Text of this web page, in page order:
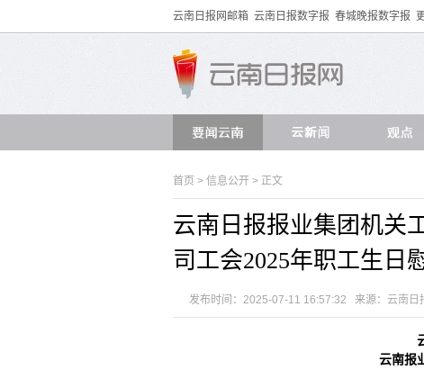
云南日报网邮箱 云南日报数字报 春城晚报数字报
首页 > 信息公开 > 正文
云南日报报业集团机关
司工会2025年职工生日
发布时间：2025-07-11 16:57:32 来源： 云南日
云南报